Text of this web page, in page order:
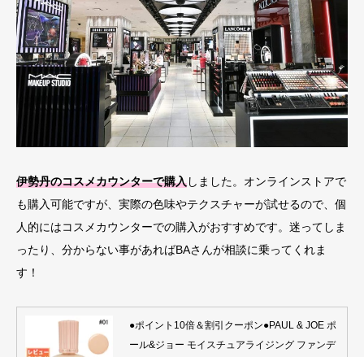
伊勢丹のコスメカウンターで購入しました。オンラインストアで
も購入可能ですが、実際の色味やテクスチャーが試せるので、個
人的にはコスメカウンターでの購入がおすすめです。迷ってしま
ったり、分からない事があればBAさんが相談に乗ってくれま
す！
●ポイント10倍＆割引クーポン●PAUL & JOE ポ
ール&ジョー モイスチュアライジング ファンデ